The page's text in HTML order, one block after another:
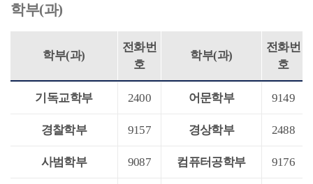
학부(과)
학부(과)
전화번
호
학부(과)
전화번
호
기독교학부 2400 어문학부 9149
경찰학부 9157 경상학부 2488
사범학부 9087 컴퓨터공학부 9176